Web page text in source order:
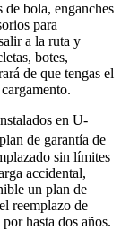
de bola, enganches
para
a la ruta y
botes,
de que tengas el
en U-
de garantía de
sin límites
accidental,
un plan de
reemplazo de
hasta dos años.